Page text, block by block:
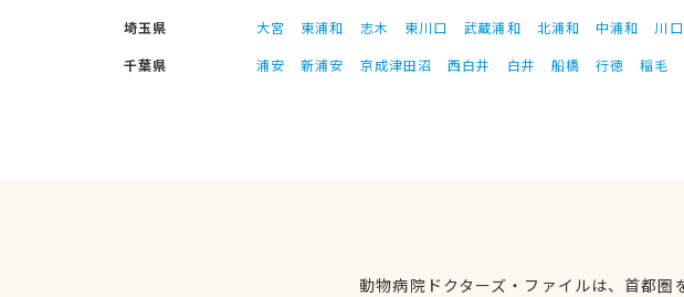
埼玉県
大宮 東浦和 志木 東川口 武蔵浦和 北浦和 中浦和
川口
千葉県
浦安 新浦安 京成津田沼 西白井 白井 船橋 行徳 稲毛
動物病院ドクターズ・ファイルは、首都